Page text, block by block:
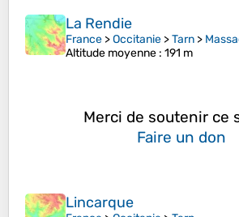
La Rendie
France >Occitanie >Tarn >
Altitude moyenne : 191 m
Merci de soutenir ce
Faire un don
Lincarque